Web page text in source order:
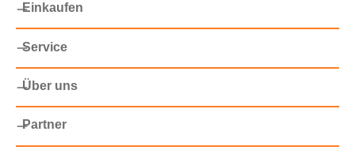
Einkaufen
Service
Über uns
Partner